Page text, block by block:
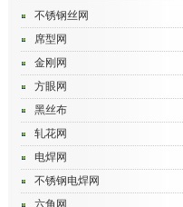
不锈钢丝网
席型网
金刚网
方眼网
黑丝布
轧花网
电焊网
不锈钢电焊网
六角网